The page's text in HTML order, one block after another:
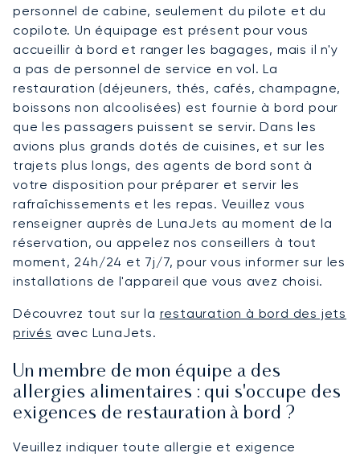
personnel de cabine, seulement du pilote et du
copilote. Un équipage est présent pour vous
accueillir à bord et ranger les bagages, mais il n'y
a pas de personnel de service en vol. La
restauration (déjeuners, thés, cafés, champagne,
boissons non alcoolisées) est fournie à bord pour
que les passagers puissent se servir. Dans les
avions plus grands dotés de cuisines, et sur les
trajets plus longs, des agents de bord sont à
votre disposition pour préparer et servir les
rafraîchissements et les repas. Veuillez vous
renseigner auprès de LunaJets au moment de la
réservation, ou appelez nos conseillers à tout
moment, 24h/24 et 7j/7, pour vous informer sur les
installations de l'appareil que vous avez choisi.
Découvrez tout sur la restauration à bord des jets
privés avec LunaJets.
Un membre de mon équipe a des
allergies alimentaires : qui s'occupe des
exigences de restauration à bord ?
Veuillez indiquer toute allergie et exigence